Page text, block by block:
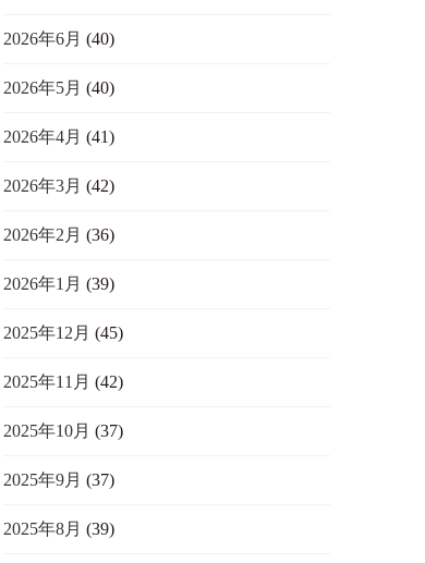
2026年6月 (40)
2026年5月 (40)
2026年4月 (41)
2026年3月 (42)
2026年2月 (36)
2026年1月 (39)
2025年12月 (45)
2025年11月 (42)
2025年10月 (37)
2025年9月 (37)
2025年8月 (39)